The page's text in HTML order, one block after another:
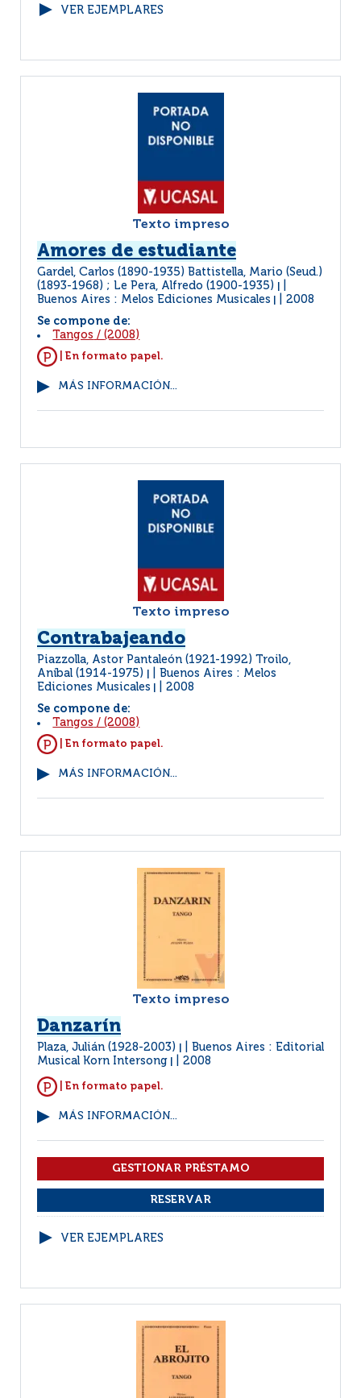
VER EJEMPLARES
Texto impreso
Amores de estudiante
Gardel, Carlos (1890-1935) Battistella, Mario (Seud.)
(1893-1968) ; Le Pera, Alfredo (1900-1935)
Buenos Aires : Melos Ediciones Musicales
2008
Se compone de:
Tangos /(2008)
| En formato papel.
MÁS INFORMACIÓN...
Texto impreso
Contrabajeando
Piazzolla, Astor Pantaleón (1921-1992) Troilo,
Aníbal (1914-1975)
Buenos Aires : Melos
Ediciones Musicales
2008
Se compone de:
Tangos /(2008)
| En formato papel.
MÁS INFORMACIÓN...
Texto impreso
Danzarín
Plaza, Julián (1928-2003)
Buenos Aires : Editorial
Musical Korn Intersong
2008
| En formato papel.
MÁS INFORMACIÓN...
VER EJEMPLARES